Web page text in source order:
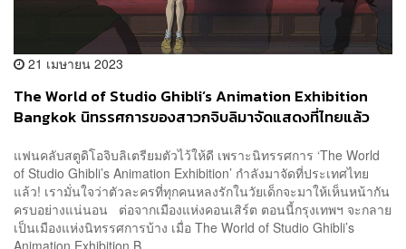
21 เมษายน 2023
The World of Studio Ghibli’s Animation Exhibition
Bangkok นิทรรศการของสาวกจิบลิมาจัดแสดงที่ไทยแล้ว
แฟนคลับสตูดิโอจิบลิเตรียมตัวไว้ให้ดี เพราะนิทรรศการ ‘The World
of Studio Ghibli’s Animation Exhibition’ กำลังมาจัดที่ประเทศไทย
แล้ว! เรามั่นใจว่าตัวละครที่ทุกคนหลงรักในวัยเด็กจะมาให้เห็นหน้ากัน
ครบอย่างแน่นอน ต่อจากเมืองแห่งคอนเสิร์ต ตอนนี้กรุงเทพฯ จะกลาย
เป็นเมืองแห่งนิทรรศการบ้าง เมื่อ The World of Studio Ghibli’s
Animation Exhibition B...